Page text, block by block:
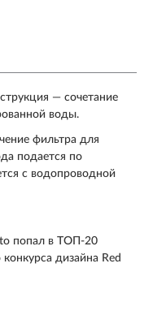
— сочетание
воды.
фильтра для
подается по
с водопроводной
попал в ТОП-20
дизайна Red